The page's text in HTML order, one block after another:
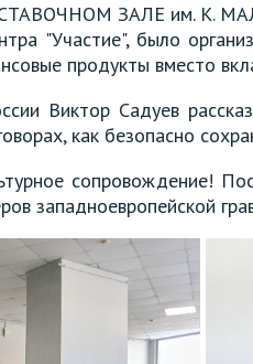
ЗАЛЕ им. К.
"Участие", было
продукты вместо
Виктор Садуев
как безопасно
сопровождение!
западноевропейской